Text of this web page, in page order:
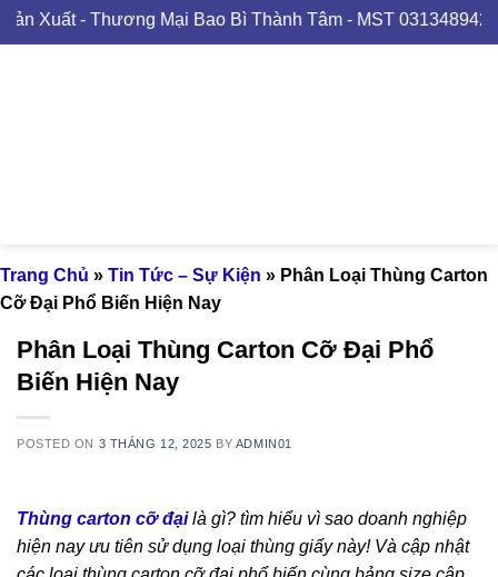
Skip
to
Mại Bao Bì Thành Tâm - MST 0313489420
Trang Chủ » Tin Tức – Sự Kiện » Phân Loại Thùng Carton
Cỡ Đại Phổ Biến Hiện Nay
Phân Loại Thùng Carton Cỡ Đại Phổ
Biến Hiện Nay
POSTED ON 3 THÁNG 12, 2025 BY ADMIN01
Thùng carton cỡ đạilà gì? tìm hiểu vì sao doanh nghiệp
hiện nay ưu tiên sử dụng loại thùng giấy này! Và cập nhật